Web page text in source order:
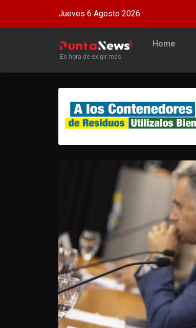
Jueves 6 Agosto 2026
Es hora de exigir más
Home